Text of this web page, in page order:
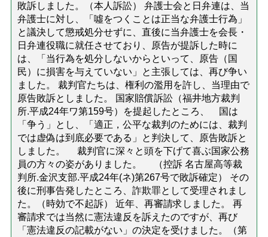
敗訴しました。（本人訴訟） 弁護士会と日弁連は、当
弁護士に対し、「噓をつくことは正当な弁護士行為」
と議決して懲戒処分せずに、直後に当弁護士を会長・
日弁連役職に就任させており、原告が提訴した時に
は、「当行為を処分しないからといって、原告（国
民）に損害を与えていない」と主張しては、再び争い
ました。 裁判官たちは、権利の濫用を許し、当理由で
原告敗訴としました。 国家賠償訴訟（福井地方裁判
所.平成24年ワ第159号）を提起したところ、 国は
「争う」とし、「適正，公平な裁判のためには、裁判
では虚偽は到底必要である」と判決して、原告敗訴と
しました。 裁判官に深々と頭を下げて喜ぶ国家公務
員の方々の姿がありました。 （控訴 名古屋高等裁
判所.金沢支部.平成24年(ネ)第267号で敗訴確定） その
後に刑事告発したところ、詐欺罪として受理されまし
た。（時効で不起訴） 近年、再審請求しました。 再
審請求では当然に憲法違反を訴えたのですが、再び
「憲法違反の記載がない」の決定を受けました。（第